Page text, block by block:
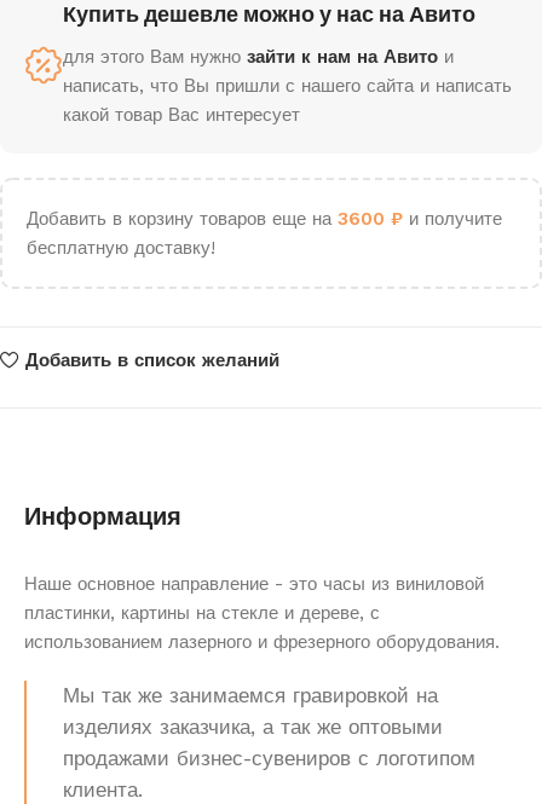
Купить дешевле можно у нас на Авито
для этого Вам нужно зайти к нам на Авито и
написать, что Вы пришли с нашего сайта и написать
какой товар Вас интересует
Добавить в корзину товаров еще на 3600 ₽ и получите
бесплатную доставку!
Добавить в список желаний
Информация
Наше основное направление - это часы из виниловой
пластинки, картины на стекле и дереве, с
использованием лазерного и фрезерного оборудования.
Мы так же занимаемся гравировкой на
изделиях заказчика, а так же оптовыми
продажами бизнес-сувениров с логотипом
клиента.